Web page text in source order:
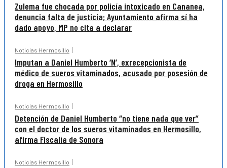
Zulema fue chocada por policía intoxicado en Cananea,
denuncia falta de justicia; Ayuntamiento afirma sí ha
dado apoyo, MP no cita a declarar
Noticias Hermosillo
Imputan a Daniel Humberto ‘N’, exrecepcionista de
médico de sueros vitaminados, acusado por posesión de
droga en Hermosillo
Noticias Hermosillo
Detención de Daniel Humberto “no tiene nada que ver”
con el doctor de los sueros vitaminados en Hermosillo,
afirma Fiscalía de Sonora
Noticias Hermosillo